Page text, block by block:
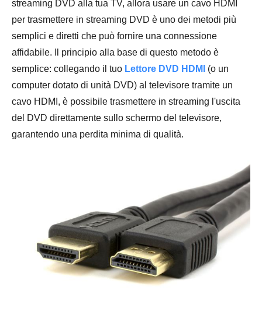
streaming DVD alla tua TV, allora usare un cavo HDMI
per trasmettere in streaming DVD è uno dei metodi più
semplici e diretti che può fornire una connessione
affidabile. Il principio alla base di questo metodo è
semplice: collegando il tuo Lettore DVD HDMI
(o un
computer dotato di unità DVD) al televisore tramite un
cavo HDMI, è possibile trasmettere in streaming l'uscita
del DVD direttamente sullo schermo del televisore,
garantendo una perdita minima di qualità.